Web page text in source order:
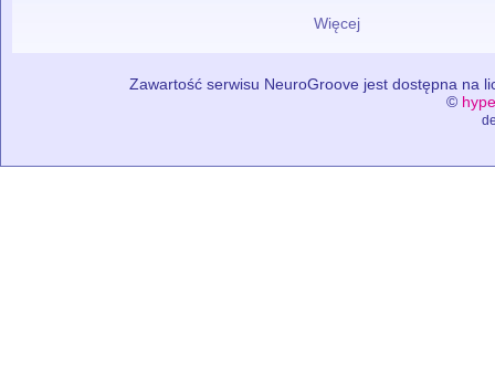
Więcej
Zawartość serwisu NeuroGroove jest dostępna na
©